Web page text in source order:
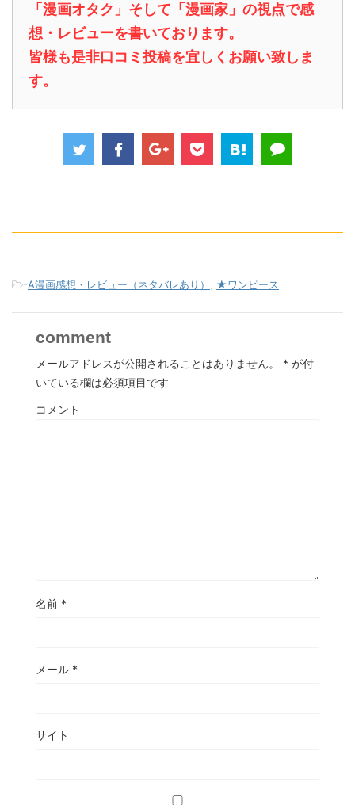
「漫画オタク」そして「漫画家」の視点で感
想・レビューを書いております。
皆様も是非口コミ投稿を宜しくお願い致しま
す。
-A漫画感想・レビュー（ネタバレあり） ★ワンピース
comment
メールアドレスが公開されることはありません。 * が付
いている欄は必須項目です
コメント
名前 *
メール *
サイト